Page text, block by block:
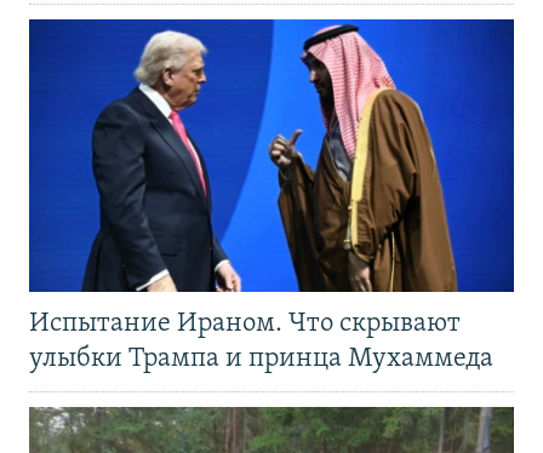
Испытание Ираном. Что скрывают
улыбки Трампа и принца Мухаммеда